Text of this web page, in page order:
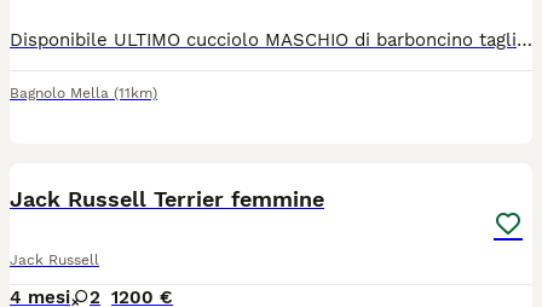
Disponibile ULTIMO cucciolo MASCHIO di barboncino taglia NANA,nella colorazione Red/albicocca. Sarà disponibile verso a fine di agosto,se saprà mangiare in autonomia. Verrà consegnato dopo aver effettuato visite veterinarie. Sarà vaccinato,sverminato e microchippato. La mamma è visibile in foto e qui con i cuccioli. Per info contattatemi. LEGGERE BENE LA DESCRIZIONE . PER INFO CONTATTATEMI.
Bagnolo Mella (11km)
Jack Russell Terrier femmine
Jack Russell
4 mesi 2 1200 €